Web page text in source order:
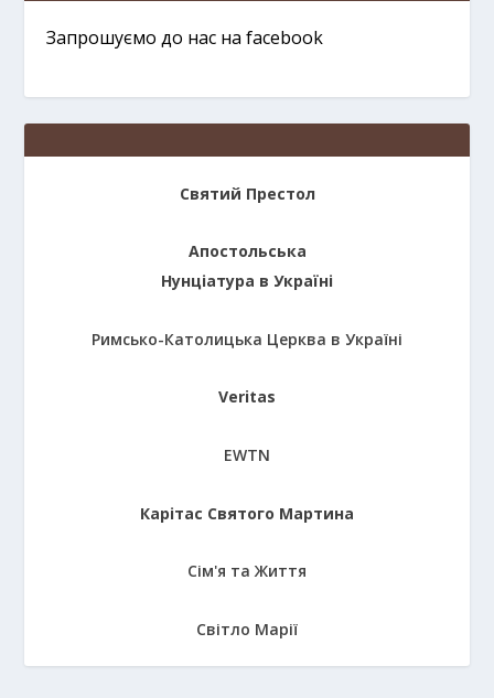
Запрошуємо до нас на facebook
Святий Престол
Апостольська
Нунціатура в Україні
Римсько-Католицька Церква в Україні
Veritas
EWTN
Карітас Святого Мартина
Сім'я та Життя
Світло Марії